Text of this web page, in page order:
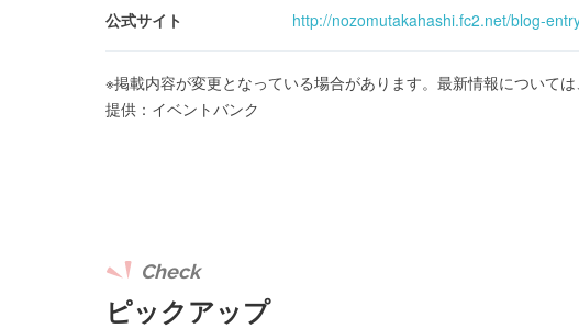
公式サイト http://nozomutakahashi.fc2.net/blog-
※掲載内容が変更となっている場合があります。最新情報について
提供：イベントバンク
ピックアップ
Check